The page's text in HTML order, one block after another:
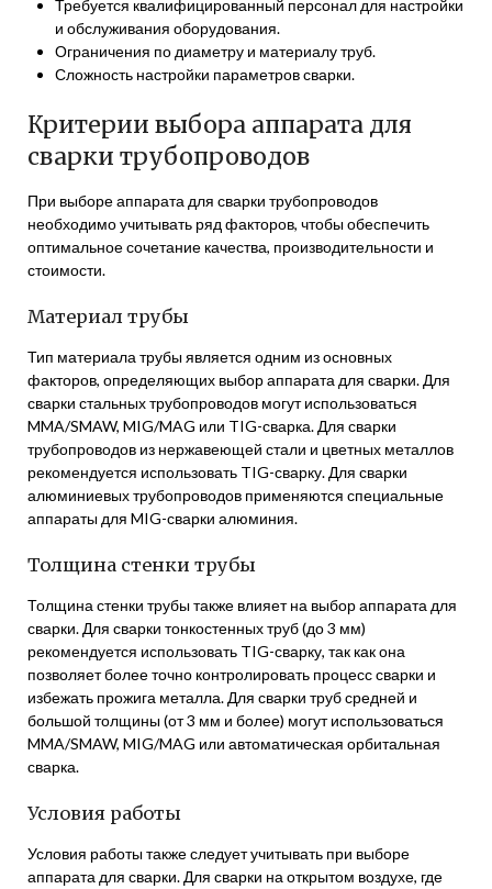
Требуется квалифицированный персонал для настройки
и обслуживания оборудования.
Ограничения по диаметру и материалу труб.
Сложность настройки параметров сварки.
Критерии выбора аппарата для
сварки трубопроводов
При выборе аппарата для сварки трубопроводов
необходимо учитывать ряд факторов, чтобы обеспечить
оптимальное сочетание качества, производительности и
стоимости.
Материал трубы
Тип материала трубы является одним из основных
факторов, определяющих выбор аппарата для сварки. Для
сварки стальных трубопроводов могут использоваться
MMA/SMAW, MIG/MAG или TIG-сварка. Для сварки
трубопроводов из нержавеющей стали и цветных металлов
рекомендуется использовать TIG-сварку. Для сварки
алюминиевых трубопроводов применяются специальные
аппараты для MIG-сварки алюминия.
Толщина стенки трубы
Толщина стенки трубы также влияет на выбор аппарата для
сварки. Для сварки тонкостенных труб (до 3 мм)
рекомендуется использовать TIG-сварку, так как она
позволяет более точно контролировать процесс сварки и
избежать прожига металла. Для сварки труб средней и
большой толщины (от 3 мм и более) могут использоваться
MMA/SMAW, MIG/MAG или автоматическая орбитальная
сварка.
Условия работы
Условия работы также следует учитывать при выборе
аппарата для сварки. Для сварки на открытом воздухе, где